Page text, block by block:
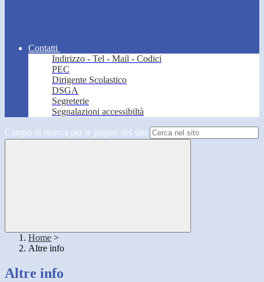
Contatti
Indirizzo - Tel - Mail - Codici
PEC
Dirigente Scolastico
DSGA
Segreterie
Segnalazioni accessibiltà
Campo di ricerca per le pagine del sito
Home >
Altre info
Altre info